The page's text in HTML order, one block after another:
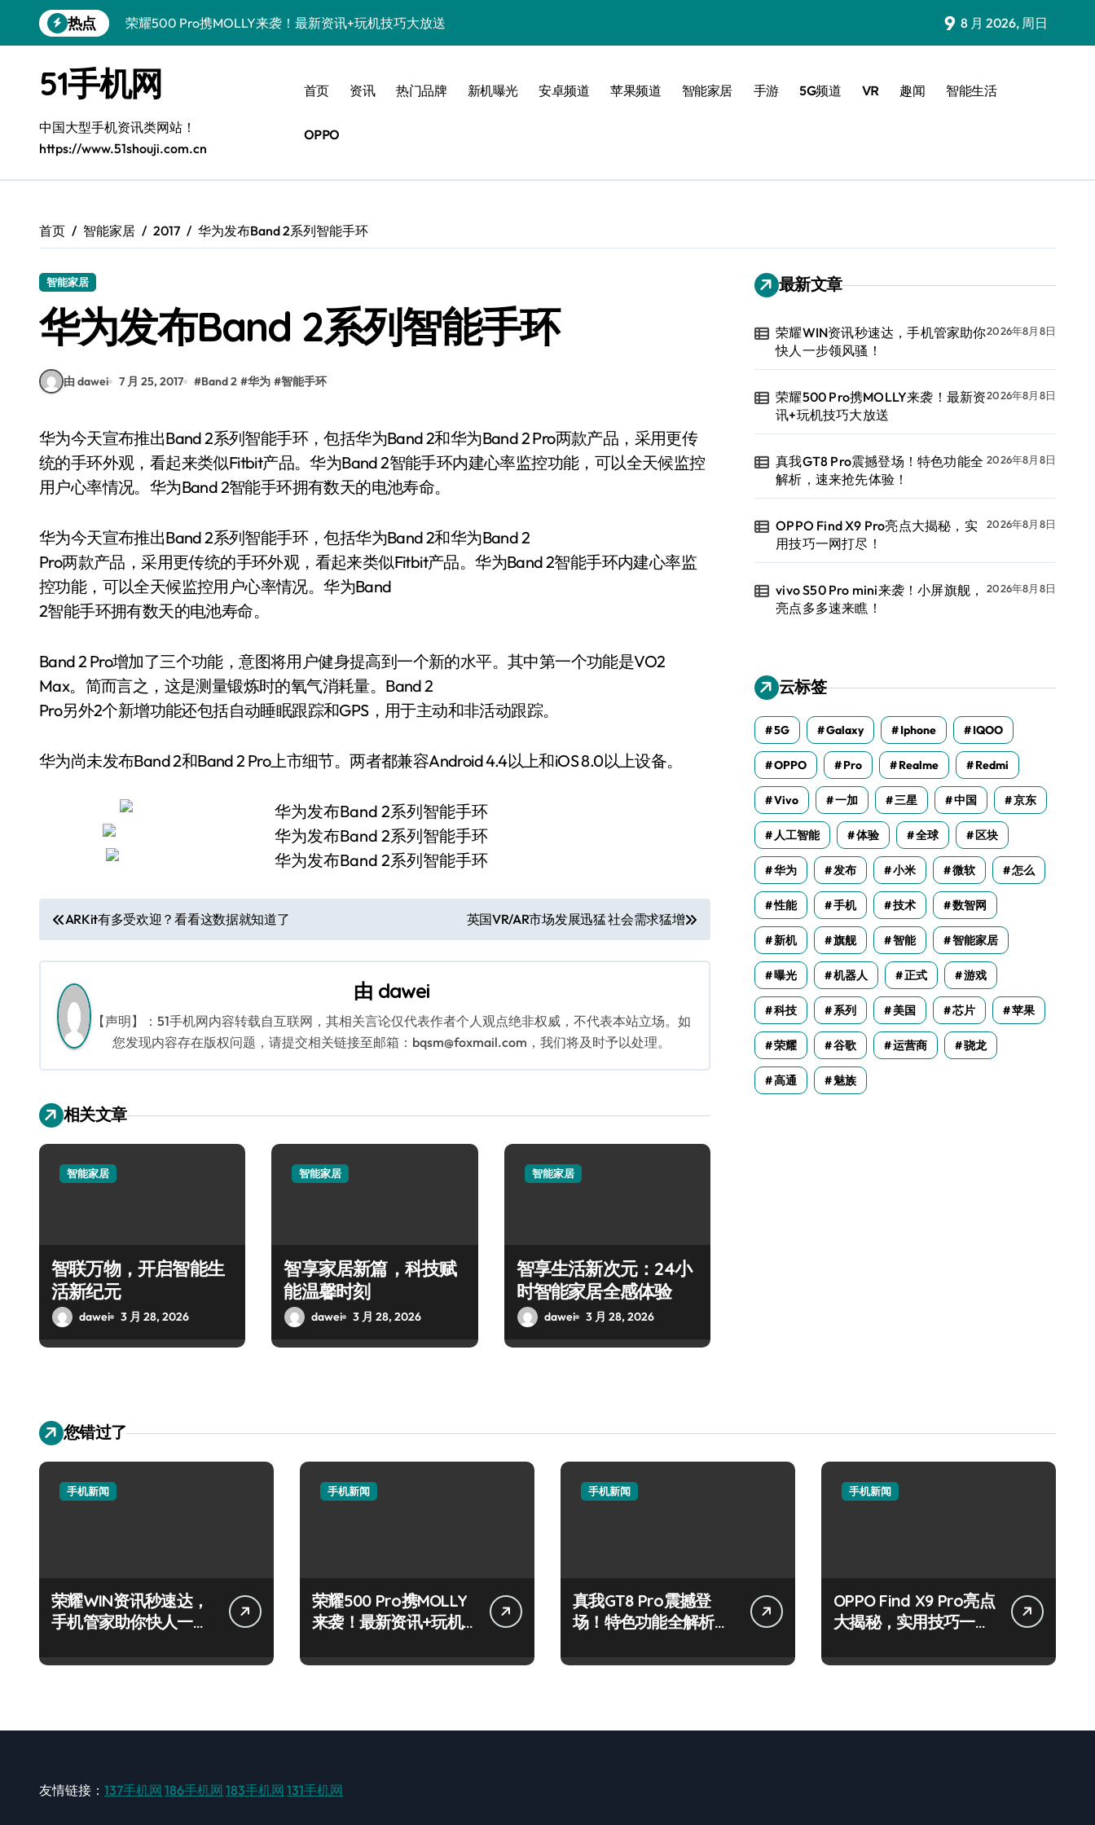
到
热点
荣耀500 Pro携MOLLY来袭！最新资讯+玩机技巧大放送
OPPO Find X9 Pro亮点大揭秘，实用技巧一网打尽！
vivo S50 Pro mini来袭！小屏旗舰，亮点多多速来瞧！
REDMI K90深度揭秘！超强配置亮点，速来一睹为快！
荣耀ROBOT PHONE，智掌生活，资讯随行一手握！
华为nova 15 Ultra新功能解锁，限时优惠速抢不容错过！
荣耀WIN资讯秒速达，手机管家助你快人一步领风骚！
9 8 月 2026, 周日
51手机网
中国大型手机资讯类网站！
https://www.51shouji.com.cn
首页 资讯 热门品牌 新机曝光 安卓频道 苹果频道 智能家居 手游 5G频道 VR 趣闻 智能生活
OPPO
首页 智能家居 2017 华为发布Band 2系列智能手环
智能家居
华为发布Band 2系列智能手环
由 dawei 7 月 25, 2017 #Band 2 #华为 #智能手环
华为今天宣布推出Band 2系列智能手环，包括华为Band 2和华为Band 2 Pro两款产品，采用更传
统的手环外观，看起来类似Fitbit产品。华为Band 2智能手环内建心率监控功能，可以全天候监控
用户心率情况。华为Band 2智能手环拥有数天的电池寿命。
华为今天宣布推出Band 2系列智能手环，包括华为Band 2和华为Band 2
Pro两款产品，采用更传统的手环外观，看起来类似Fitbit产品。华为Band 2智能手环内建心率监
控功能，可以全天候监控用户心率情况。华为Band
2智能手环拥有数天的电池寿命。
Band 2 Pro增加了三个功能，意图将用户健身提高到一个新的水平。其中第一个功能是VO2
Max。简而言之，这是测量锻炼时的氧气消耗量。Band 2
Pro另外2个新增功能还包括自动睡眠跟踪和GPS，用于主动和非活动跟踪。
华为尚未发布Band 2和Band 2 Pro上市细节。两者都兼容Android 4.4以上和iOS 8.0以上设备。
文
章
航
ARKit有多受欢迎？看看这数据就知道了 英国VR/AR市场发展迅猛 社会需求猛增
由 dawei
【声明】：51手机网内容转载自互联网，其相关言论仅代表作者个人观点绝非权威，不代表本站立场。如
您发现内容存在版权问题，请提交相关链接至邮箱：bqsm@foxmail.com，我们将及时予以处理。
相关文章
智能家居
智联万物，开启智能生
活新纪元
dawei 3 月 28, 2026
智能家居
智享家居新篇，科技赋
能温馨时刻
dawei 3 月 28, 2026
智能家居
智享生活新次元：24小
时智能家居全感体验
dawei 3 月 28, 2026
最新文章
荣耀WIN资讯秒速达，手机管家助你
快人一步领风骚！
2026年8月8日
荣耀500 Pro携MOLLY来袭！最新资
讯+玩机技巧大放送
2026年8月8日
真我GT8 Pro震撼登场！特色功能全
解析，速来抢先体验！
2026年8月8日
OPPO Find X9 Pro亮点大揭秘，实
用技巧一网打尽！
2026年8月8日
vivo S50 Pro mini来袭！小屏旗舰，
亮点多多速来瞧！
2026年8月8日
云标签
5G Galaxy Iphone IQOO
OPPO Pro Realme Redmi
Vivo 一加 三星 中国 京东
人工智能 体验 全球 区块
华为 发布 小米 微软 怎么
性能 手机 技术 数智网
新机 旗舰 智能 智能家居
曝光 机器人 正式 游戏
科技 系列 美国 芯片 苹果
荣耀 谷歌 运营商 骁龙
高通 魅族
您错过了
手机新闻
荣耀WIN资讯秒速达，
手机管家助你快人一步
手机新闻
荣耀500 Pro携MOLLY
来袭！最新资讯+玩机
手机新闻
真我GT8 Pro震撼登
场！特色功能全解析，
手机新闻
OPPO Find X9 Pro亮点
大揭秘，实用技巧一网
友情链接： 137手机网 186手机网 183手机网 131手机网